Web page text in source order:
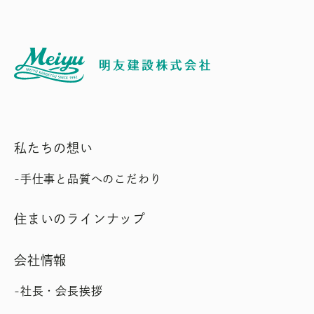
私たちの想い
手仕事と品質へのこだわり
住まいのラインナップ
会社情報
社長・会長挨拶